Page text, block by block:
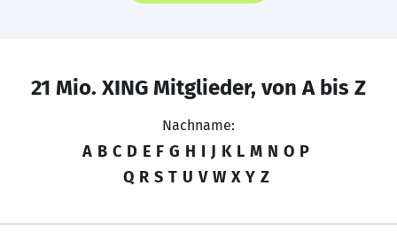
21 Mio. XING Mitglieder, von A bis Z
Nachname:
A B C D E F G H I J K L M N O P
Q R S T U V W X Y Z